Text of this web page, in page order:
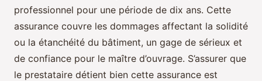
professionnel pour une période de dix ans. Cette
assurance couvre les dommages affectant la solidité
ou la étanchéité du bâtiment, un gage de sérieux et
de confiance pour le maître d’ouvrage. S’assurer que
le prestataire détient bien cette assurance est